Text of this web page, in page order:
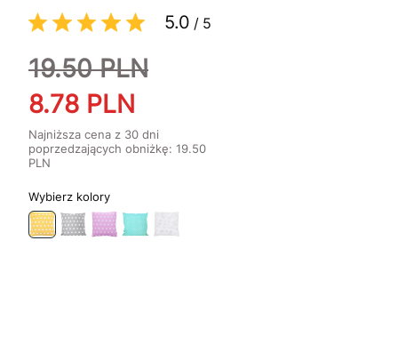
5.0 / 5
19.50PLN
8.78 PLN
Najniższa cena z 30 dni
poprzedzających obniżkę: 19.50
PLN
kolory